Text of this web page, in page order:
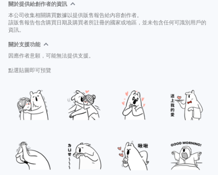
關於提供給創作者的資訊
本公司收集相關購買數據以提供販售報告給內容創作者。
該販售報告包含購買日期及購買者所註冊的國家或地區，並未包含任何可識別用戶的
資訊。
關於支援功能
因應作者意願，可能無法提供支援。
點選貼圖即可預覽